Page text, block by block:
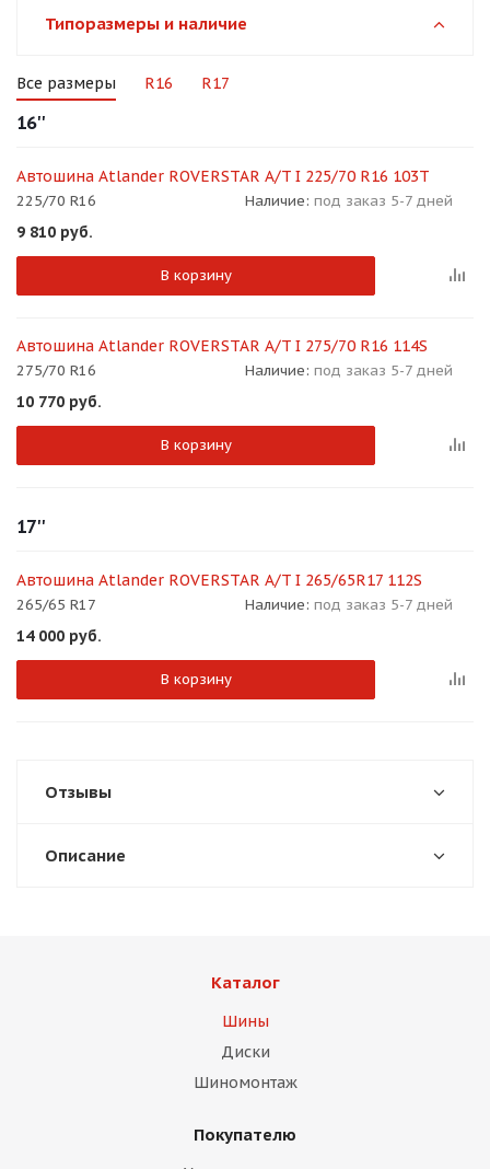
Типоразмеры и наличие
Все размеры R16 R17
16''
Автошина Atlander ROVERSTAR A/T I 225/70 R16 103T
225/70 R16 Наличие: под заказ 5-7 дней
9 810 руб.
В корзину
Автошина Atlander ROVERSTAR A/T I 275/70 R16 114S
275/70 R16 Наличие: под заказ 5-7 дней
10 770 руб.
В корзину
17''
Автошина Atlander ROVERSTAR A/T I 265/65R17 112S
265/65 R17 Наличие: под заказ 5-7 дней
14 000 руб.
В корзину
Отзывы
Описание
Каталог
Шины
Диски
Шиномонтаж
Покупателю
об оплате Плайтом
раз в 2
раз в 2 недели
plait.ru